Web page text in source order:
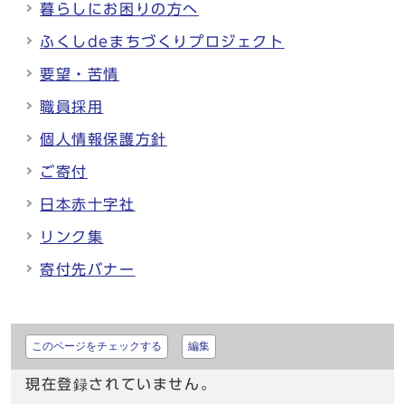
暮らしにお困りの方へ
ふくしdeまちづくりプロジェクト
要望・苦情
職員採用
個人情報保護方針
ご寄付
日本赤十字社
リンク集
寄付先バナー
このページをチェックする 編集
現在登録されていません。